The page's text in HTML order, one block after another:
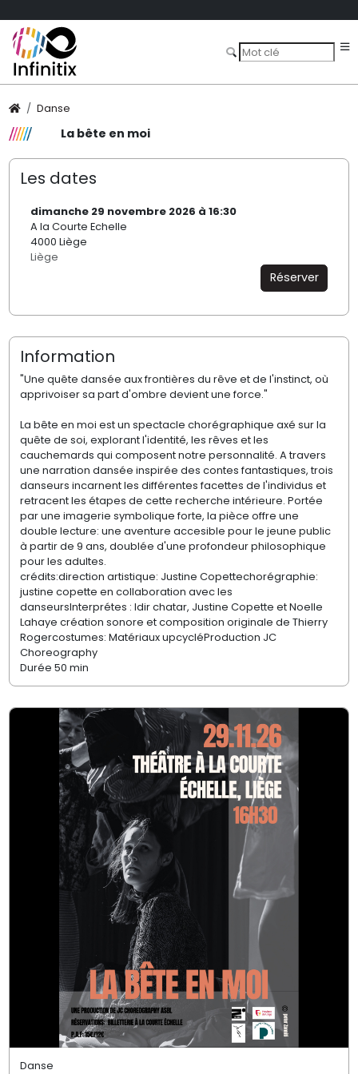
Danse
La bête en moi
Les dates
dimanche 29 novembre 2026 à 16:30
A la Courte Echelle
4000 Liège
Liège
Réserver
Information
"Une quête dansée aux frontières du rêve et de l'instinct, où
apprivoiser sa part d'ombre devient une force."
La bête en moi est un spectacle chorégraphique axé sur la
quête de soi, explorant l'identité, les rêves et les
cauchemards qui composent notre personnalité. A travers
une narration dansée inspirée des contes fantastiques, trois
danseurs incarnent les différentes facettes de l'individus et
retracent les étapes de cette recherche intérieure. Portée
par une imagerie symbolique forte, la pièce offre une
double lecture: une aventure accesible pour le jeune public
à partir de 9 ans, doublée d'une profondeur philosophique
pour les adultes.
crédits:direction artistique: Justine Copettechorégraphie:
justine copette en collaboration avec les
danseursInterprétes : Idir chatar, Justine Copette et Noelle
Lahaye création sonore et composition originale de Thierry
Rogercostumes: Matériaux upcycléProduction JC
Choreography
Durée 50 min
Danse